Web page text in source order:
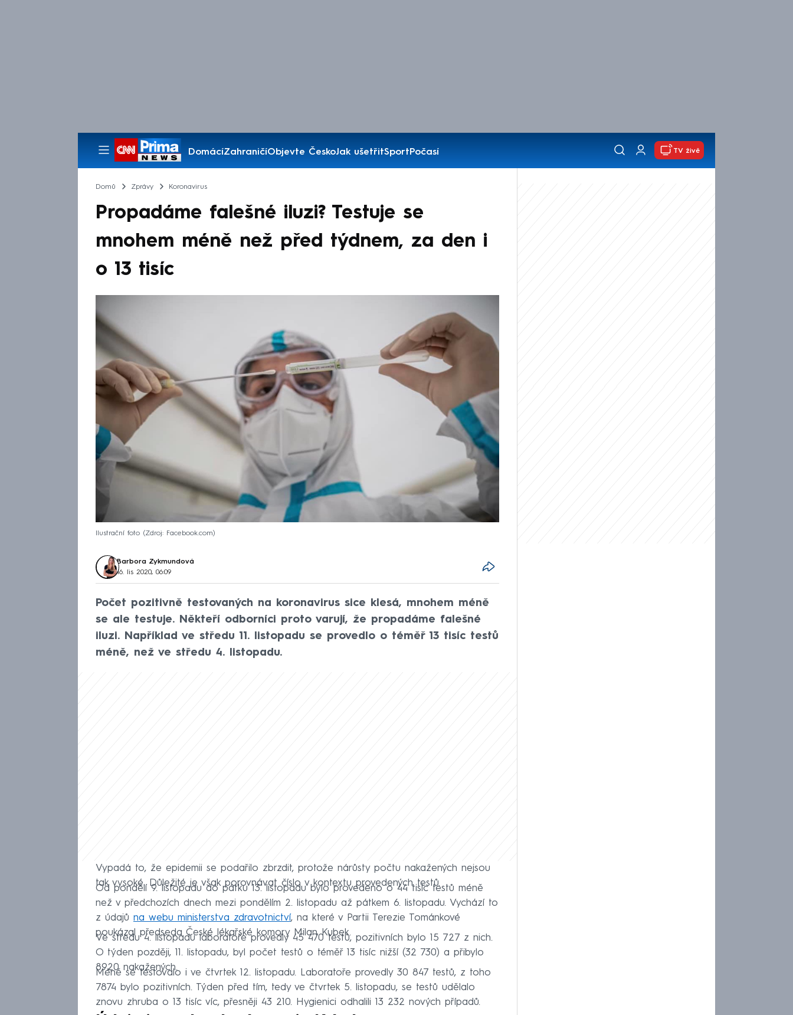
DomácíZahraničíObjevte ČeskoJak ušetřitSportPočasí
Pořady
TV živě
Domů Zprávy Koronavirus
Propadáme falešné iluzi? Testuje se
mnohem méně než před týdnem, za den i
o 13 tisíc
Ilustrační foto Zdroj: Facebook.com
Barbora Zykmundová
16. lis 2020, 06:09
Počet pozitivně testovaných na koronavirus sice klesá, mnohem méně
se ale testuje. Někteří odborníci proto varují, že propadáme falešné
iluzi. Například ve středu 11. listopadu se provedlo o téměř 13 tisíc testů
méně, než ve středu 4. listopadu.
Vypadá to, že epidemii se podařilo zbrzdit, protože nárůsty počtu nakažených nejsou
tak vysoké. Důležité je však porovnávat číslo v kontextu provedených testů.
Od pondělí 9. listopadu do pátku 13. listopadu bylo provedeno o 44 tisíc testů méně
než v předchozích dnech mezi pondělím 2. listopadu až pátkem 6. listopadu. Vychází to
z údajů na webu ministerstva zdravotnictví, na které v Partii Terezie Tománkové
poukázal předseda České lékařské komory Milan Kubek.
Ve středu 4. listopadu laboratoře provedly 45 470 testů, pozitivních bylo 15 727 z nich.
O týden později, 11. listopadu, byl počet testů o téměř 13 tisíc nižší (32 730) a přibylo
8920 nakažených.
Méně se testovalo i ve čtvrtek 12. listopadu. Laboratoře provedly 30 847 testů, z toho
7874 bylo pozitivních. Týden před tím, tedy ve čtvrtek 5. listopadu, se testů udělalo
znovu zhruba o 13 tisíc víc, přesněji 43 210. Hygienici odhalili 13 232 nových případů.